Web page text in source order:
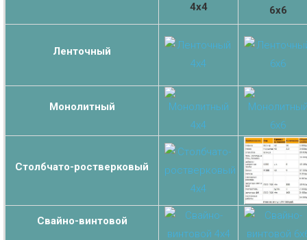
4х4 6х6
Ленточный
Монолитный
Столбчато-ростверковый
Свайно-винтовой